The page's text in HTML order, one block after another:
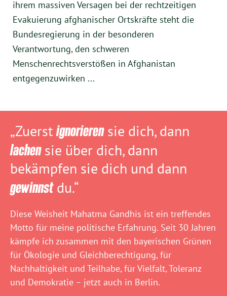
ihrem massiven Versagen bei der rechtzeitigen
Evakuierung afghanischer Ortskräfte steht die
Bundesregierung in der besonderen
Verantwortung, den schweren
Menschenrechtsverstößen in Afghanistan
entgegenzuwirken ...
„Zuerstignorierensie dich, dann
lachensie über dich, dann
bekämpfen sie dich und dann
gewinnstdu.“
Diese Weisheit Mahatma Gandhis ist ein treffendes
Motto für meine politische Erfahrung. Seit 30 Jahren
kämpfe ich zusammen mit den bayerischen Grünen
für Ökologie und Gleichberechtigung, für
Nachhaltigkeit und Teilhabe, für Vielfalt, Toleranz
und Demokratie – jetzt auch in Berlin.